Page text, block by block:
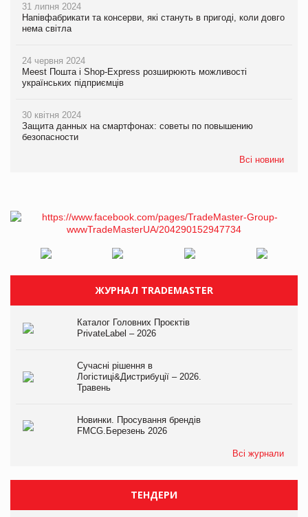
31 липня 2024
Напівфабрикати та консерви, які стануть в пригоді, коли довго
нема світла
24 червня 2024
Meest Пошта і Shop-Express розширюють можливості
українських підприємців
30 квітня 2024
Защита данных на смартфонах: советы по повышению
безопасности
Всі новини
ЖУРНАЛ TRADEMASTER
Каталог Головних Проєктів
PrivateLabel – 2026
Сучасні рішення в
Логістиці&Дистрибуції – 2026.
Травень
Новинки. Просування брендів
FMCG.Березень 2026
Всі журнали
ТЕНДЕРИ